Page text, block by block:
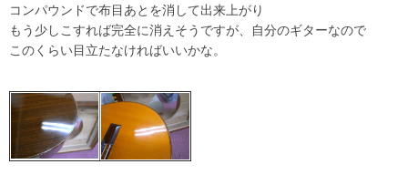
コンパウンドで布目あとを消して出来上がり
もう少しこすれば完全に消えそうですが、自分のギターなので
このくらい目立たなければいいかな。